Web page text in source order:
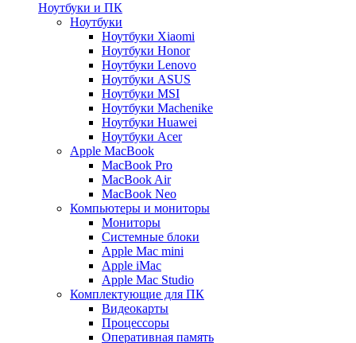
Ноутбуки и ПК
Ноутбуки
Ноутбуки Xiaomi
Ноутбуки Honor
Ноутбуки Lenovo
Ноутбуки ASUS
Ноутбуки MSI
Ноутбуки Machenike
Ноутбуки Huawei
Ноутбуки Acer
Apple MacBook
MacBook Pro
MacBook Air
MacBook Neo
Компьютеры и мониторы
Мониторы
Системные блоки
Apple Mac mini
Apple iMac
Apple Mac Studio
Комплектующие для ПК
Видеокарты
Процессоры
Оперативная память